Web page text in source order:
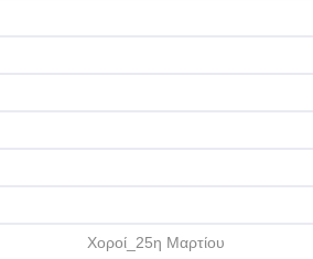
Χοροί_25η Μαρτίου